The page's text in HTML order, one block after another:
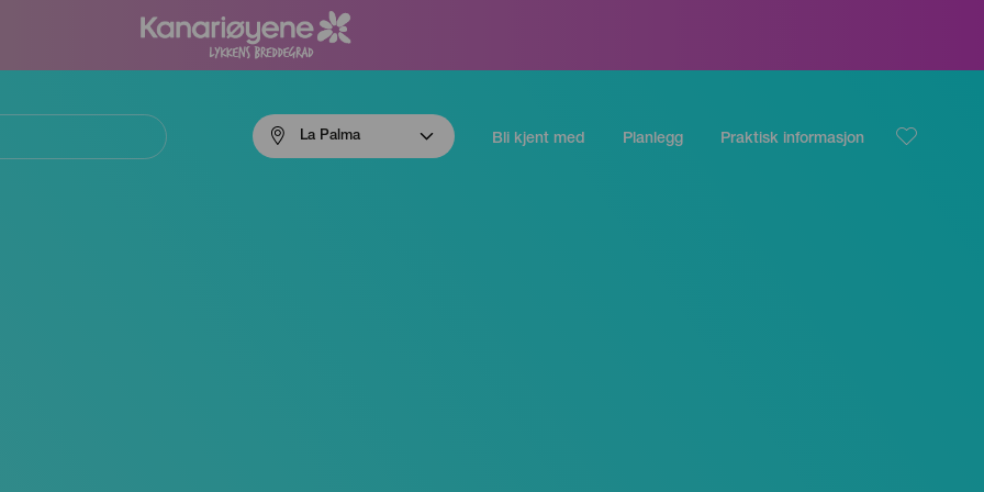
navigation
La Palma Bli kjent med Planlegg Praktisk informasjon